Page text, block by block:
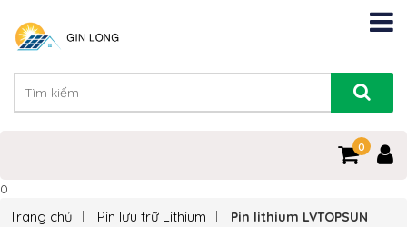
0
0
Trang chủ Pin lưu trữ Lithium
Pin lithium LVTOPSUN